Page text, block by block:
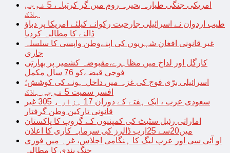
امریکی جنگی طیارہ بحیرہ روم میں گر کرتباہ، 5 فوجی
ہلاک
طیب اردوان نے اسرائیلی جارحیت رکوانے کیلئے امریکا پر دباؤ
ڈالنے کا مطالبہ کردیا
غیر قانونی افغان شہریوں کی اپنےوطن واپسی کا سلسلہ
جاری
کارگل اور لداخ میں مظاہرے،مقبوضہ کشمیر پر بھارتی
فوجی قبضےکو 76 سال مکمل
اسرائیلی برّی فوج کی غزہ میں داخل ہونے کی کوشش؛
افسر سمیت 5 فوجی ہلاک
سعودی عرب ، ایک ہفتے کے دوران 17 ہزار ، 305 غیر
قانونی تارکین وطن گرفتار
اماراتی رئیل سٹیٹ کی کمپنیوں کے گروپ کا پاکستان
میں20سے 25ارب ڈالرز کی سرمایہ کاری کا اعلان
او آئی سی اور عرب لیگ کا ہنگامی اجلاس، غزہ میں فوری
جنگ بندی کا مطالبہ